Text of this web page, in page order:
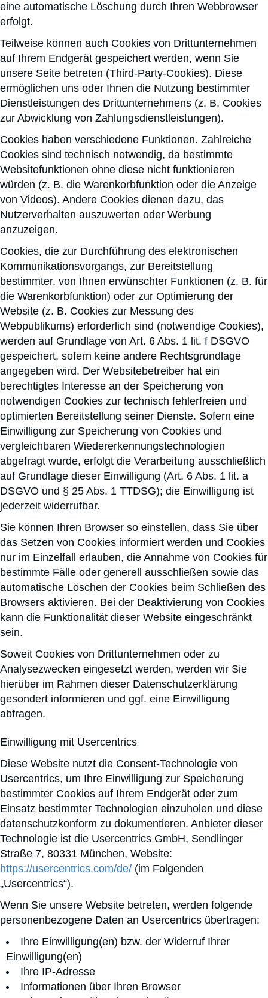
eine automatische Löschung durch Ihren Webbrowser
erfolgt.
Teilweise können auch Cookies von Drittunternehmen
auf Ihrem Endgerät gespeichert werden, wenn Sie
unsere Seite betreten (Third-Party-Cookies). Diese
ermöglichen uns oder Ihnen die Nutzung bestimmter
Dienstleistungen des Drittunternehmens (z. B. Cookies
zur Abwicklung von Zahlungsdienstleistungen).
Cookies haben verschiedene Funktionen. Zahlreiche
Cookies sind technisch notwendig, da bestimmte
Websitefunktionen ohne diese nicht funktionieren
würden (z. B. die Warenkorbfunktion oder die Anzeige
von Videos). Andere Cookies dienen dazu, das
Nutzerverhalten auszuwerten oder Werbung
anzuzeigen.
Cookies, die zur Durchführung des elektronischen
Kommunikationsvorgangs, zur Bereitstellung
bestimmter, von Ihnen erwünschter Funktionen (z. B. für
die Warenkorbfunktion) oder zur Optimierung der
Website (z. B. Cookies zur Messung des
Webpublikums) erforderlich sind (notwendige Cookies),
werden auf Grundlage von Art. 6 Abs. 1 lit. f DSGVO
gespeichert, sofern keine andere Rechtsgrundlage
angegeben wird. Der Websitebetreiber hat ein
berechtigtes Interesse an der Speicherung von
notwendigen Cookies zur technisch fehlerfreien und
optimierten Bereitstellung seiner Dienste. Sofern eine
Einwilligung zur Speicherung von Cookies und
vergleichbaren Wiedererkennungstechnologien
abgefragt wurde, erfolgt die Verarbeitung ausschließlich
auf Grundlage dieser Einwilligung (Art. 6 Abs. 1 lit. a
DSGVO und § 25 Abs. 1 TTDSG); die Einwilligung ist
jederzeit widerrufbar.
Sie können Ihren Browser so einstellen, dass Sie über
das Setzen von Cookies informiert werden und Cookies
nur im Einzelfall erlauben, die Annahme von Cookies für
bestimmte Fälle oder generell ausschließen sowie das
automatische Löschen der Cookies beim Schließen des
Browsers aktivieren. Bei der Deaktivierung von Cookies
kann die Funktionalität dieser Website eingeschränkt
sein.
Soweit Cookies von Drittunternehmen oder zu
Analysezwecken eingesetzt werden, werden wir Sie
hierüber im Rahmen dieser Datenschutzerklärung
gesondert informieren und ggf. eine Einwilligung
abfragen.
Einwilligung mit Usercentrics
Diese Website nutzt die Consent-Technologie von
Usercentrics, um Ihre Einwilligung zur Speicherung
bestimmter Cookies auf Ihrem Endgerät oder zum
Einsatz bestimmter Technologien einzuholen und diese
datenschutzkonform zu dokumentieren. Anbieter dieser
Technologie ist die Usercentrics GmbH, Sendlinger
Straße 7, 80331 München, Website:
https://usercentrics.com/de/ (im Folgenden
„Usercentrics“).
Wenn Sie unsere Website betreten, werden folgende
personenbezogene Daten an Usercentrics übertragen:
Ihre Einwilligung(en) bzw. der Widerruf Ihrer
Einwilligung(en)
Ihre IP-Adresse
Informationen über Ihren Browser